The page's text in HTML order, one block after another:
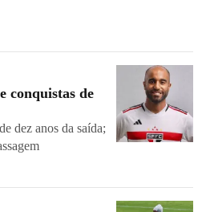
conquistas de
dez anos da saída;